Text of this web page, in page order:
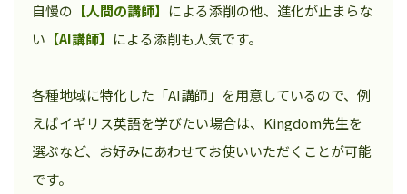
自慢の 【人間の講師】 による添削の他、進化が止まらな
い 【AI講師】 による添削も人気です。
各種地域に特化した「AI講師」を用意しているので、例
えばイギリス英語を学びたい場合は、Kingdom先生を
選ぶなど、お好みにあわせてお使いいただくことが可能
です。